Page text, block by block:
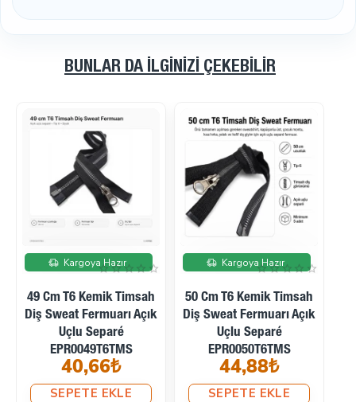
BUNLAR DA İLGINIZI ÇEKEBILIR
Kargoya Hazır
51 Cm T6 Kemik Timsah
Diş Sweat Fermuarı Açık
Uçlu Separé
EPR0051T6TMS
47,52₺
SEPETE EKLE
Kargoya Hazır
53 Cm T6 Kemik Timsah
Diş Sweat Fermuarı Açık
Uçlu Separé
EPR0053T6TMS
52,80₺
SEPETE EKLE